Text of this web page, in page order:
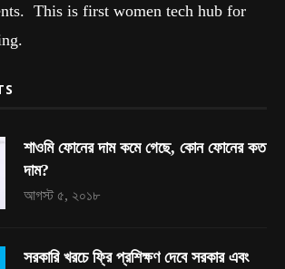
This is first women tech hub for
শাওমি ফোনের দাম কমে গেছে, কোন ফোনের কত
দাম?
আগস্ট ৫, ২০১৮
সরকারি খরচে ফ্রি প্রশিক্ষণ দেবে সরকার এবং